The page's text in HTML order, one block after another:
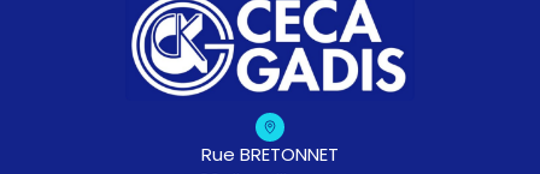
Rue BRETONNET